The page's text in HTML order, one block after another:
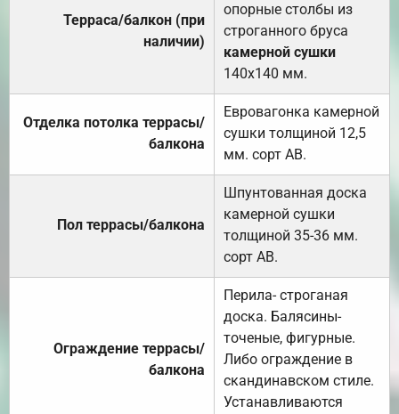
Терраса/балкон (при
наличии)
опорные столбы из
строганного бруса
камерной сушки
140х140 мм.
Отделка потолка террасы/
балкона
Евровагонка камерной
сушки толщиной 12,5
мм. сорт АВ.
Пол террасы/балкона
Шпунтованная доска
камерной сушки
толщиной 35-36 мм.
сорт АВ.
Ограждение террасы/
балкона
Перила- строганая
доска. Балясины-
точеные, фигурные.
Либо ограждение в
скандинавском стиле.
Устанавливаются